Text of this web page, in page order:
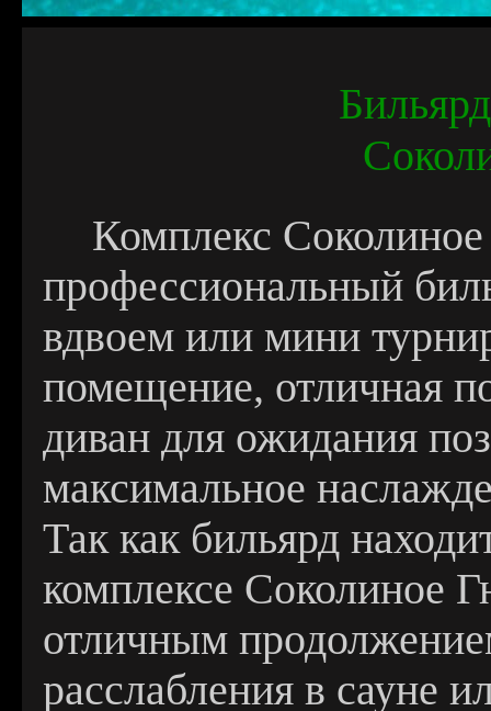
Комплекс
профессиональный
вдвоем или мини
помещение, отличная
диван для ожидания
максимальное
Так как бильярд
комплексе Соколиное
отличным
расслабления в сауне